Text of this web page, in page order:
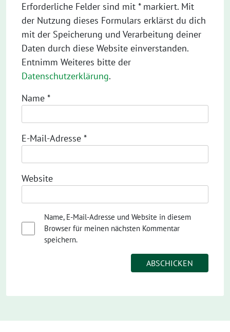
Erforderliche Felder sind mit * markiert. Mit
der Nutzung dieses Formulars erklärst du dich
mit der Speicherung und Verarbeitung deiner
Daten durch diese Website einverstanden.
Entnimm Weiteres bitte der
Datenschutzerklärung.
Name *
E-Mail-Adresse *
Website
Name, E-Mail-Adresse und Website in diesem
Browser für meinen nächsten Kommentar
speichern.